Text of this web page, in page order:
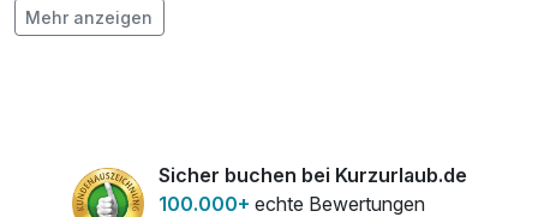
pro Zimmer
Mehr anzeigen
Sicher buchen bei Kurzurlaub.de
100.000+ echte Bewertungen